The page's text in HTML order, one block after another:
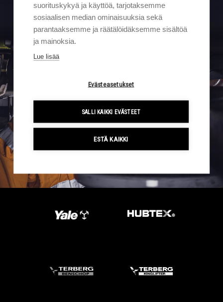
Sigmalla tapahtuu. Tilaa kampanjat ja uutiset suoraan
sähköpostiisi.
suorituskykyä ja käyttöä, tarjotaksemme
sosiaalisen median ominaisuuksia sekä
parantaaksemme ja räätälöidäksemme sisältöä
ja mainoksia.
Lue lisää
Evästeasetukset
SALLI KAIKKI EVÄSTEET
ESTÄ KAIKKI